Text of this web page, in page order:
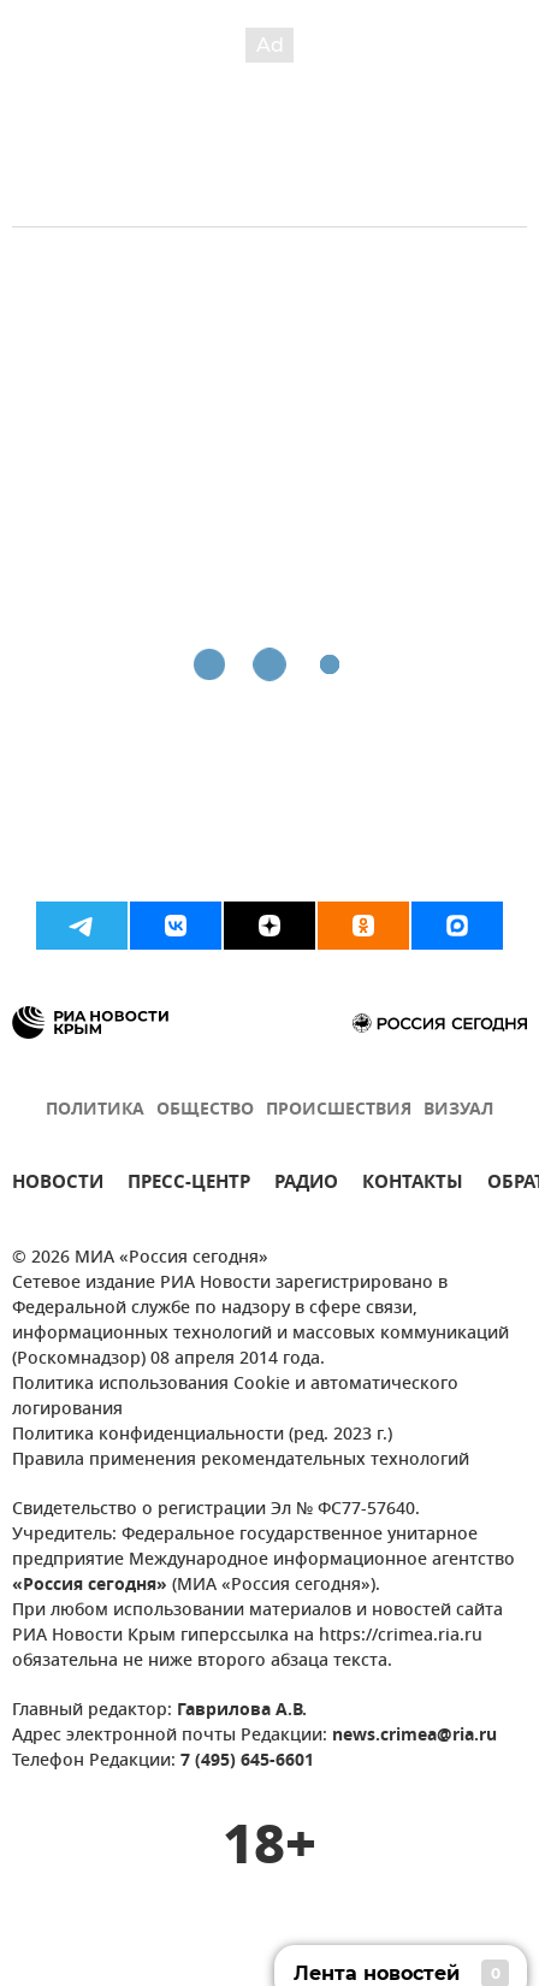
ПОЛИТИКА ОБЩЕСТВО ПРОИСШЕСТВИЯ ВИЗУАЛ
НОВОСТИ ПРЕСС-ЦЕНТР РАДИО КОНТАКТЫ
© 2026 МИА «Россия сегодня»
Сетевое издание РИА Новости зарегистрировано в
Федеральной службе по надзору в сфере связи,
информационных технологий и массовых коммуникаций
(Роскомнадзор) 08 апреля 2014 года.
Политика использования Cookie и автоматического
логирования
Политика конфиденциальности (ред. 2023 г.)
Правила применения рекомендательных технологий
Свидетельство о регистрации Эл № ФС77-57640.
Учредитель: Федеральное государственное унитарное
предприятие Международное информационное агентство
«Россия сегодня» (МИА «Россия сегодня»).
При любом использовании материалов и новостей сайта
РИА Новости Крым гиперссылка на https://crimea.ria.ru
обязательна не ниже второго абзаца текста.
Главный редактор: Гаврилова А.В.
Адрес электронной почты Редакции: news.crimea@ria.ru
Телефон Редакции: 7 (495) 645-6601
18+
Лента новостей 0